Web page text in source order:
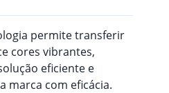
permite transferir
cores vibrantes,
eficiente e
marca com eficácia.